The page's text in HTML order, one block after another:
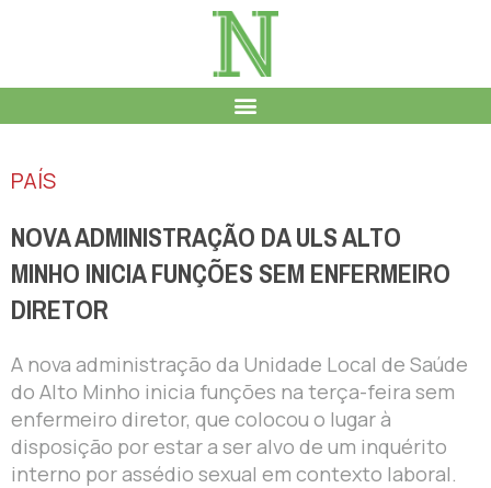
PAÍS
NOVA ADMINISTRAÇÃO DA ULS ALTO
MINHO INICIA FUNÇÕES SEM ENFERMEIRO
DIRETOR
A nova administração da Unidade Local de Saúde
do Alto Minho inicia funções na terça-feira sem
enfermeiro diretor, que colocou o lugar à
disposição por estar a ser alvo de um inquérito
interno por assédio sexual em contexto laboral.